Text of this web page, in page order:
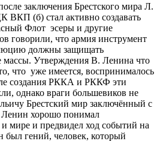
заключения Брестского мира Л.
(б) стал активно создавать
Флот эсеры и другие
говорили, что армия инструмент
должны защищать
Утверждения В. Ленина что
что уже имеется, воспринималось
создания РККА и РККФ эти
однако враги большевиков не
Брестский мир заключённый с
хорошо понимал
мире и предвидел ход событий на
гений, человек, который